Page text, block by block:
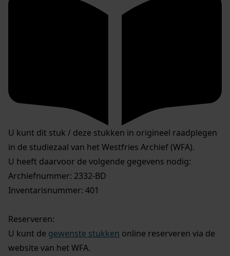
U kunt dit stuk / deze stukken in origineel raadplegen
in de studiezaal van het Westfries Archief (WFA).
U heeft daarvoor de volgende gegevens nodig:
Archiefnummer: 2332-BD
Inventarisnummer: 401
Reserveren:
U kunt de gewenste stukken online reserveren via de
website van het WFA.